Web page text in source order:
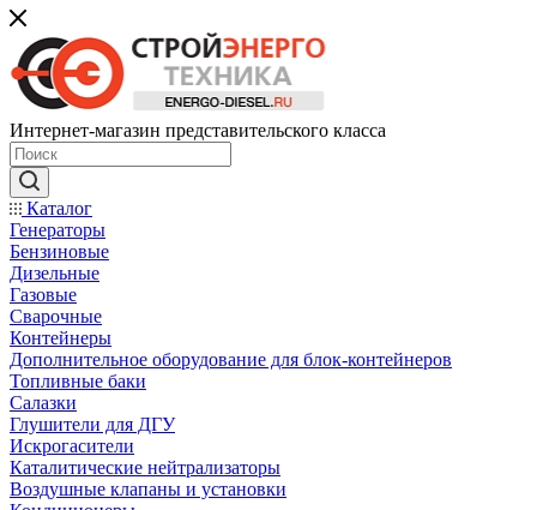
Интернет-магазин представительского класса
Каталог
Генераторы
Бензиновые
Дизельные
Газовые
Сварочные
Контейнеры
Дополнительное оборудование для блок-контейнеров
Топливные баки
Салазки
Глушители для ДГУ
Искрогасители
Каталитические нейтрализаторы
Воздушные клапаны и установки